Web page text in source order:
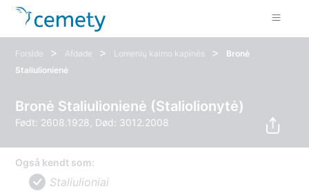
Forside > Afdøde > Lomenių kaimo kapinės >
Bronė
Staliulionienė
Bronė Staliulionienė (Staliolionytė)
Født: 2608.1928, Død: 3012.2008
Også kendt som:
Staliulioniai